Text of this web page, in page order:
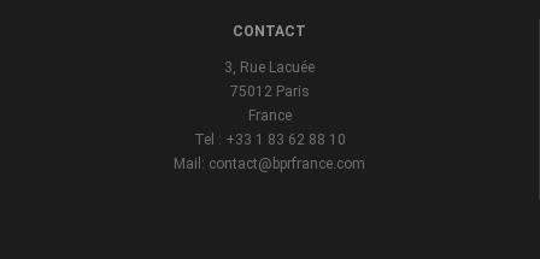
CONTACT
3, Rue Lacuée
75012 Paris
France
Tel : +33 1 83 62 88 10
Mail: contact@bprfrance.com